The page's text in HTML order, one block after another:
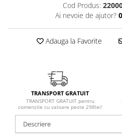
Cod Produs:
Ai nevoie de ajutor?
Adauga la Favorite
TRANSPORT GRATUIT
TRANSPORT GRATUIT pentru
comenzile cu valoare peste 298lei!
Descriere